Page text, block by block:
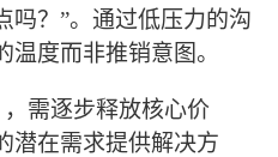
吗？”。通过低压力的沟
度而非推销意图。
，需逐步释放核心价
潜在需求提供解决方